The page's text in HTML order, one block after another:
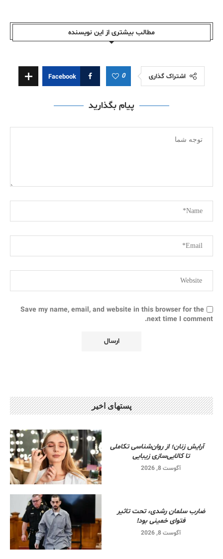
مطالب بیشتری از این نویسندە
اشتراک گذاری 0
Facebook
پیام بگذارید
Save my name, email, and website in this browser for the
next time I comment.
پستهای اخیر
آرایش زنان؛ از روان‌شناسی تکاملی
تا کالایی‌سازی زیبایی
آگوست 8, 2026
ضارب سلمان رشدی، تحت تاثیر
فتوای خمینی بود!
آگوست 8, 2026